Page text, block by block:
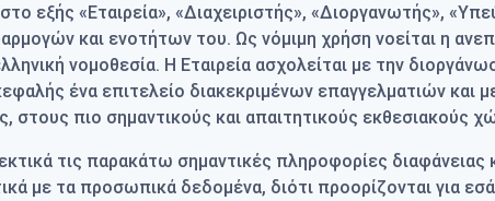
εξής «Εταιρεία», «Διαχειριστής», «Διοργανωτής»,
και ενοτήτων του. Ως νόμιμη χρήση νοείται η
νομοθεσία. Η Εταιρεία ασχολείται με την
ένα επιτελείο διακεκριμένων επαγγελματιών και
στους πιο σημαντικούς και απαιτητικούς εκθεσιακούς
τις παρακάτω σημαντικές πληροφορίες
με τα προσωπικά δεδομένα, διότι προορίζονται για